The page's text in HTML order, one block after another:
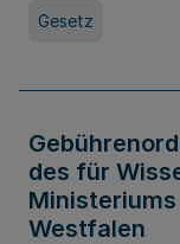
Gesetz
des für
Westfalen